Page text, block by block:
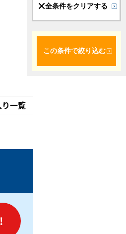
全条件をクリアする
この条件で絞り込む
一覧